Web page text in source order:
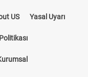
US Yasal Uyarı